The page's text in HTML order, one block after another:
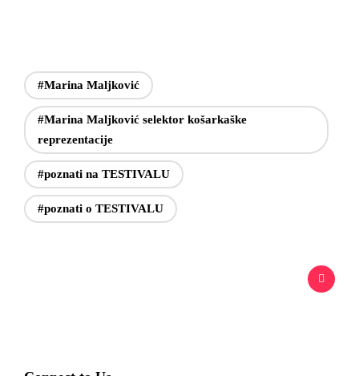
#Marina Maljković
#Marina Maljković selektor košarkaške
reprezentacije
#poznati na TESTIVALU
#poznati o TESTIVALU